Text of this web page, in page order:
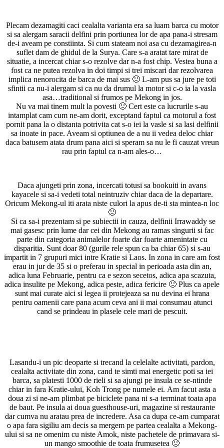
Plecam dezamagiti caci cealalta varianta era sa luam barca cu motor
si sa alergam saracii delfini prin portiunea lor de apa pana-i stresam
de-i aveam pe constiinta. Si cum stateam noi asa cu dezamagirea-n
suflet dam de ghidul de la Surya. Care s-a aratat tare mirat de
situatie, a incercat chiar s-o rezolve dar n-a fost chip. Vestea buna a
fost ca ne putea rezolva in doi timpi si trei miscari dar rezolvarea
implica nenorocita de barca de mai sus 🙂 L-am pus sa jure pe toti
sfintii ca nu-i alergam si ca nu da drumul la motor si c-o ia la vasla
asa…traditional si frumos pe Mekong in jos.
Nu va mai tinem mult la povesti 🙂 Cert este ca lucrurile s-au
intamplat cam cum ne-am dorit, exceptand faptul ca motorul a fost
pornit pana la o distanta potrivita cat s-o iei la vasle si sa lasi delfinii
sa inoate in pace. Aveam si optiunea de a nu ii vedea deloc chiar
daca batusem atata drum pana aici si speram sa nu le fi cauzat vreun
rau prin faptul ca n-am ales-o…
Daca ajungeti prin zona, incercati totusi sa bookuiti in avans
kayacele si sa-i vedeti total neintruziv chiar daca de la departare.
Oricum Mekong-ul iti arata niste culori la apus de-ti sta mintea-n loc
🙂
Si ca sa-i prezentam si pe subiectii in cauza, delfinii Irrawaddy se
mai gasesc prin lume dar cei din Mekong au ramas singurii si fac
parte din categoria animalelor foarte dar foarte amenintate cu
disparitia. Sunt doar 80 (gurile rele spun ca ba chiar 65) si s-au
impartit in 7 grupuri mici intre Kratie si Laos. In zona in care am fost
erau in jur de 35 si o preferau in special in perioada asta din an,
adica luna Februarie, pentru ca e sezon secetos, adica apa scazuta,
adica insulite pe Mekong, adica peste, adica fericire 🙂 Plus ca apele
sunt mai curate aici si legea ii protejeaza sa nu devina ei hrana
pentru oamenii care pana acum ceva ani ii mai consumau atunci
cand se prindeau in plasele cele mari de pescuit.
Lasandu-i un pic deoparte si trecand la celelalte activitati, pardon,
cealalta activitate din zona, cand te simti mai energetic poti sa iei
barca, sa platesti 1000 de rieli si sa ajungi pe insula ce se-ntinde
chiar in fara Kratie-ului, Koh Trong pe numele ei. Am facut asta a
doua zi si ne-am plimbat pe biciclete pana ni s-a terminat toata apa
de baut. Pe insula ai doua guesthouse-uri, magazine si restaurante
dar cumva nu aratau prea de incredere. Asa ca dupa ce-am cumparat
o apa fara sigiliu am decis sa mergem pe partea cealalta a Mekong-
ului si sa ne omenim cu niste Amok, niste pachetele de primavara si-
un mango smoothie de toata frumusetea 🙂